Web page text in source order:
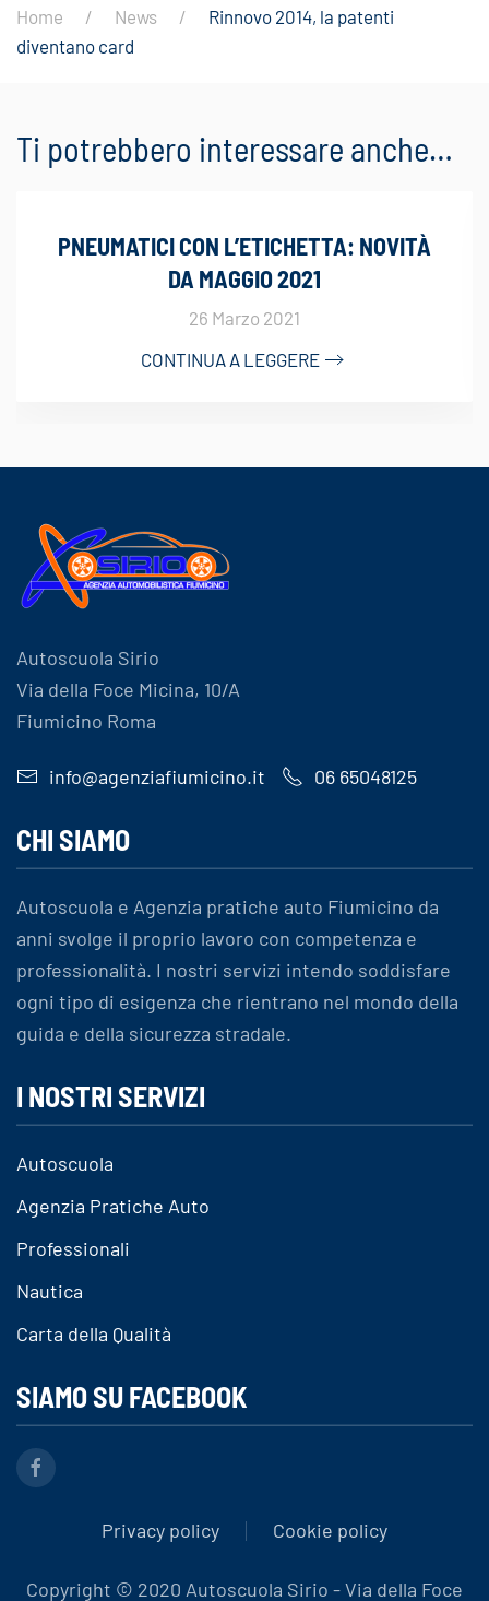
Home News
Rinnovo 2014, la patenti
diventano card
Ti potrebbero interessare anche…
PNEUMATICI CON L’ETICHETTA: NOVITÀ
DA MAGGIO 2021
26 Marzo 2021
CONTINUA A LEGGERE
Autoscuola Sirio
Via della Foce Micina, 10/A
Fiumicino Roma
info@agenziafiumicino.it 06 65048125
CHI SIAMO
Autoscuola e Agenzia pratiche auto Fiumicino da
anni svolge il proprio lavoro con competenza e
professionalità. I nostri servizi intendo soddisfare
ogni tipo di esigenza che rientrano nel mondo della
guida e della sicurezza stradale.
I NOSTRI SERVIZI
Autoscuola
Agenzia Pratiche Auto
Professionali
Nautica
Carta della Qualità
SIAMO SU FACEBOOK
Privacy policy Cookie policy
Copyright © 2020 Autoscuola Sirio - Via della Foce